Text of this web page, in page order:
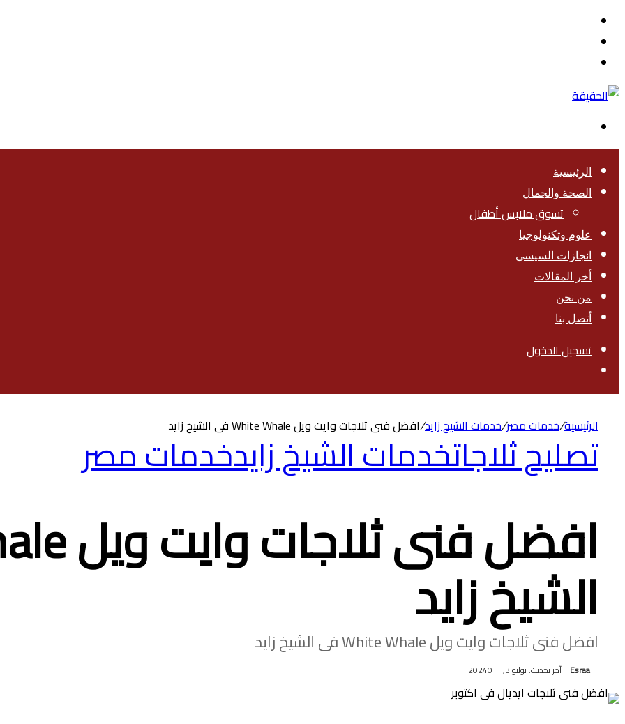
المظلم
الرئيسية
الصحة والجمال
تسوق ملابس أطفال
علوم وتكنولوجيا
انجازات السيسى
أخر المقالات
من نحن
أتصل بنا
تسجيل الدخول
عن
الرئيسية/خدمات مصر/خدمات الشيخ زايد/افضل فنى ثلاجات وايت ويل White Whale فى الشيخ زايد تصليح ثلاجاتخدمات الشيخ زايدخدمات مصر
الشيخ زايد
افضل فنى ثلاجات وايت ويل White Whale فى الشيخ زايد
Esraa آخر تحديث: يوليو 3, 2024 0